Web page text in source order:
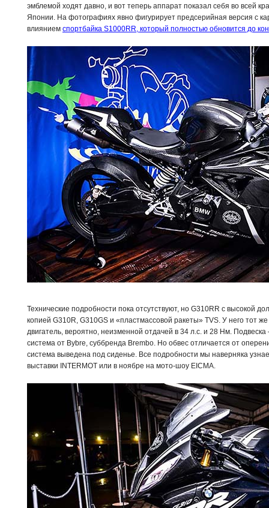
эмблемой ходят давно, и вот теперь аппарат показал себя во всей
Японии. На фотографиях явно фигурирует предсерийная версия с
влиянием спортбайка S1000RR, который полностью обновится до
Технические подробности пока отсутствуют, но G310RR с высокой
копией G310R, G310GS и «пластмассовой ракеты» TVS. У него тот
двигатель, вероятно, неизменной отдачей в 34 л.с. и 28 Нм.
система от Bybre, суббренда Brembo. Но обвес отличается от
система выведена под сиденье. Все подробности мы наверняка
выставки INTERMOT или в ноябре на мото-шоу EICMA.